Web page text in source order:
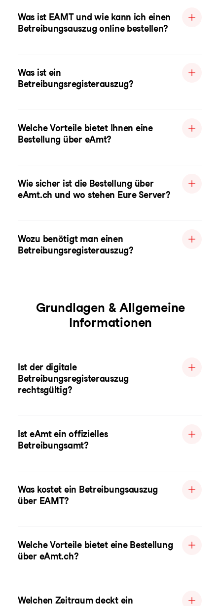
Was ist EAMT und wie kann ich einen
Betreibungsauszug online bestellen?
Was ist ein
Betreibungsregisterauszug?
Welche Vorteile bietet Ihnen eine
Bestellung über eAmt?
Wie sicher ist die Bestellung über
eAmt.ch und wo stehen Eure Server?
Wozu benötigt man einen
Betreibungsregisterauszug?
Grundlagen & Allgemeine
Informationen
Ist der digitale
Betreibungsregisterauszug
rechtsgültig?
Ist eAmt ein offizielles
Betreibungsamt?
Was kostet ein Betreibungsauszug
über EAMT?
Welche Vorteile bietet eine Bestellung
über eAmt.ch?
Welchen Zeitraum deckt ein